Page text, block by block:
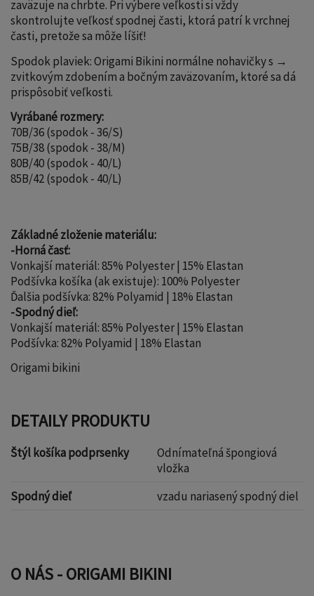
zaväzuje na chrbte. Pri výbere veľkosti si vždy
skontrolujte veľkosť spodnej časti, ktorá patrí k vrchnej
časti, pretože sa môže líšiť!
Spodok plaviek: Origami Bikini normálne nohavičky s →
zvitkovým zdobením a bočným zaväzovaním, ktoré sa dá
prispôsobiť veľkosti.
Vyrábané rozmery:
70B/36 (spodok - 36/S)
75B/38 (spodok - 38/M)
80B/40 (spodok - 40/L)
85B/42 (spodok - 40/L)
Základné zloženie materiálu:
-Horná časť:
Vonkajší materiál: 85% Polyester | 15% Elastan
Podšívka košíka (ak existuje): 100% Polyester
Ďalšia podšívka: 82% Polyamid | 18% Elastan
-Spodný dieľ:
Vonkajší materiál: 85% Polyester | 15% Elastan
Podšívka: 82% Polyamid | 18% Elastan
Origami bikini
DETAILY PRODUKTU
Štýl košíka podprsenky
Odnímateľná špongiová
vložka
Spodný dieľ
vzadu nariasený spodný diel
O NÁS - ORIGAMI BIKINI